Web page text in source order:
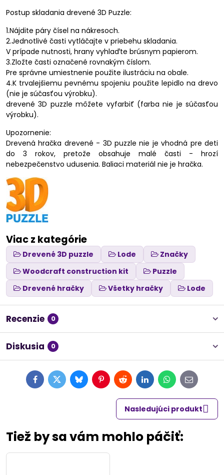
Postup skladania drevené 3D Puzzle:
1.Nájdite páry čísel na nákresoch.
2.Jednotlivé časti vytláčajte v priebehu skladania.
V prípade nutnosti, hrany vyhlaďte brúsnym papierom.
3.Zložte časti označené rovnakým číslom.
Pre správne umiestnenie použite ilustráciu na obale.
4.K trvalejšiemu pevnému spojeniu použite lepidlo na drevo
(nie je súčasťou výrobku).
drevené 3D puzzle môžete vyfarbiť (farba nie je súčasťou
výrobku).
Upozornenie:
Drevená hračka drevené - 3D puzzle nie je vhodná pre deti
do 3 rokov, pretože obsahuje malé časti - hrozí
nebezpečenstvo udusenia. Baliaci materiál nie je hračka.
Viac z kategórie
Drevené 3D puzzle Lode
Značky
Woodcraft construction kit
Puzzle
Drevené hračky
Všetky hračky Lode
Recenzie 0
Diskusia 0
FacebookTwitterBlueskyPinterestRedditLinkedInWhatsApp
E-
mail
Nasledujúci produkt
Tiež by sa vám mohlo páčiť: